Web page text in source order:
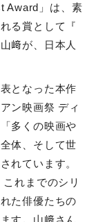
Award 」は、素
る賞として『
﨑が、日本人
となった本作
ン映画祭 ディ
多くの映画や
体、そして世
れています。
れまでのシリ
た俳優たちの
す。山﨑さん